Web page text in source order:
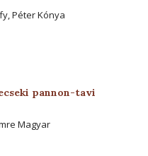
Péter Kónya
pannon-tavi
Magyar